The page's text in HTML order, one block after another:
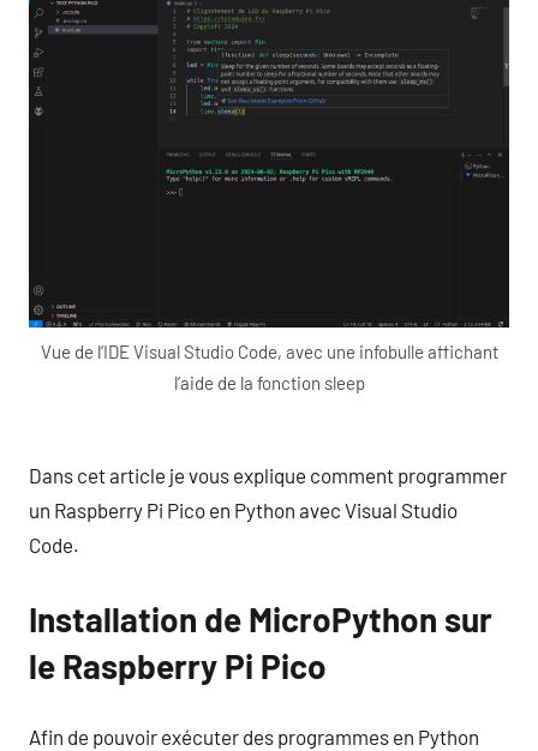
Vue de l’IDE Visual Studio Code, avec une infobulle affichant
l’aide de la fonction sleep
Dans cet article je vous explique comment programmer
un Raspberry Pi Pico en Python avec Visual Studio
Code.
Installation de MicroPython sur
le Raspberry Pi Pico
Afin de pouvoir exécuter des programmes en Python